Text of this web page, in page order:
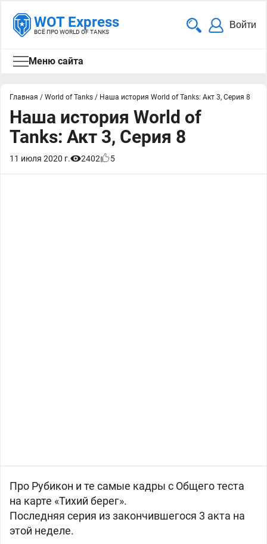
WOT Express
ВСЁ ПРО WORLD OF TANKS
Войти
Меню сайта
Главная / World of Tanks / Наша история World of Tanks: Акт 3, Серия 8
Наша история World of
Tanks: Акт 3, Серия 8
11 июля 2020 г. 2402 5
Про Рубикон и те самые кадры с Общего теста
на карте «Тихий берег».
Последняя серия из закончившегося 3 акта на
этой неделе.